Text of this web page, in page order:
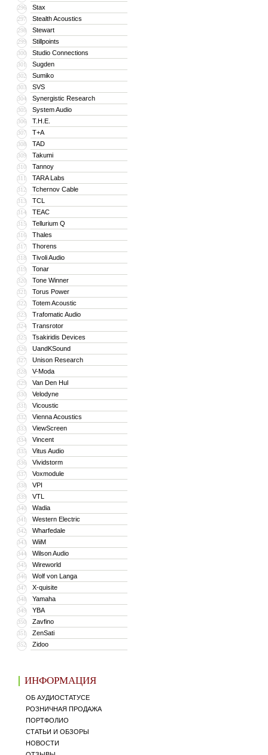
296 Stax
297 Stealth Acoustics
298 Stewart
299 Stillpoints
300 Studio Connections
301 Sugden
302 Sumiko
303 SVS
304 Synergistic Research
305 System Audio
306 T.H.E.
307 T+A
308 TAD
309 Takumi
310 Tannoy
311 TARA Labs
312 Tchernov Cable
313 TCL
314 TEAC
315 Tellurium Q
316 Thales
317 Thorens
318 Tivoli Audio
319 Tonar
320 Tone Winner
321 Torus Power
322 Totem Acoustic
323 Trafomatic Audio
324 Transrotor
325 Tsakiridis Devices
326 UandKSound
327 Unison Research
328 V-Moda
329 Van Den Hul
330 Velodyne
331 Vicoustic
332 Vienna Acoustics
333 ViewScreen
334 Vincent
335 Vitus Audio
336 Vividstorm
337 Voxmodule
338 VPI
339 VTL
340 Wadia
341 Western Electric
342 Wharfedale
343 WiiM
344 Wilson Audio
345 Wireworld
346 Wolf von Langa
347 X-quisite
348 Yamaha
349 YBA
350 Zavfino
351 ZenSati
352 Zidoo
ИНФОРМАЦИЯ
ОБ АУДИОСТАТУСЕ
РОЗНИЧНАЯ ПРОДАЖА
ПОРТФОЛИО
СТАТЬИ И ОБЗОРЫ
НОВОСТИ